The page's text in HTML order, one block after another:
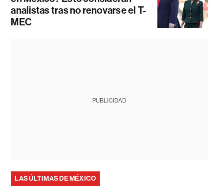
analistas tras no renovarse el T-
MEC
PUBLICIDAD
LAS ÚLTIMAS DE MÉXICO